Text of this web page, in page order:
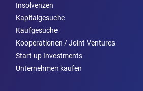
Insolvenzen
Kapitalgesuche
Kaufgesuche
Kooperationen / Joint Ventures
Start-up Investments
Unternehmen kaufen